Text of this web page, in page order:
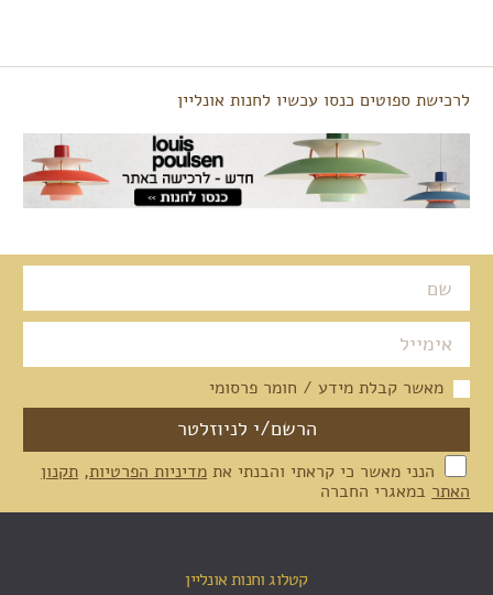
לרכישת ספוטים כנסו עכשיו לחנות אונליין
מאשר קבלת מידע / חומר פרסומי
הנני מאשר כי קראתי והבנתי את מדיניות הפרטיות, תקנון
האתר במאגרי החברה
קטלוג וחנות אונליין